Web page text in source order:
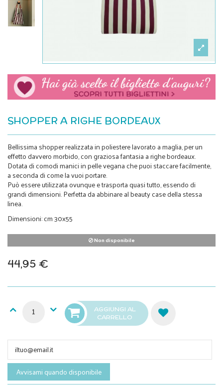
SHOPPER A RIGHE BORDEAUX
Bellissima shopper realizzata in poliestere lavorato a maglia, per un
effetto davvero morbido, con graziosa fantasia a righe bordeaux.
Dotata di comodi manici in pelle vegana che puoi staccare facilmente,
a seconda di come la vuoi portare.
Può essere utilizzata ovunque e trasporta quasi tutto, essendo di
grandi dimensioni. Perfetta da abbinare al beauty case della stessa
linea.
Dimensioni: cm 30x55
Non disponibile
44,95 €
AGGIUNGI AL
CARRELLO
Avvisami quando disponibile